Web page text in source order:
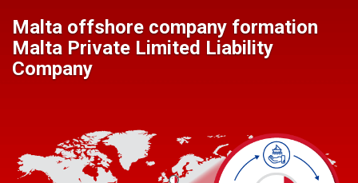
Malta offshore company formation
Malta Private Limited Liability
Company